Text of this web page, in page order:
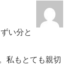
い分と
私もとても親切